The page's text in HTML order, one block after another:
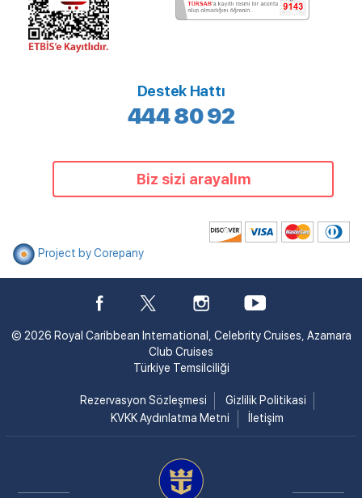
Destek Hattı
444 80 92
Biz sizi arayalım
Project by Corepany
© 2026 Royal Caribbean International, Celebrity Cruises, Azamara
Club Cruises
Türkiye Temsilciliği
Rezervasyon Sözleşmesi
Gizlilik Politikasi
KVKK Aydınlatma Metni
İletişim